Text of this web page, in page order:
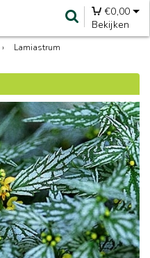
€0,00
Bekijken
› Lamiastrum